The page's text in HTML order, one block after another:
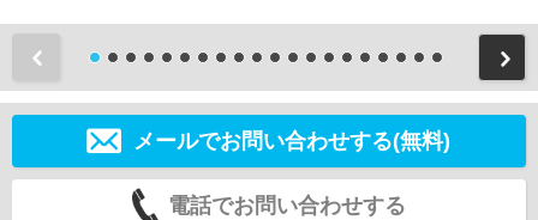
メールでお問い合わせする(無料)
電話でお問い合わせする